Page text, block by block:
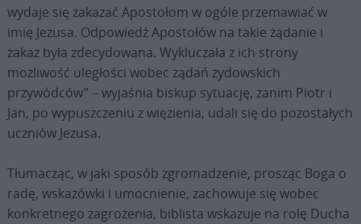
wydaje się zakazać Apostołom w ogóle przemawiać w
imię Jezusa. Odpowiedź Apostołów na takie żądanie i
zakaz była zdecydowana. Wykluczała z ich strony
możliwość uległości wobec żądań żydowskich
przywódców” – wyjaśnia biskup sytuację, zanim Piotr i
Jan, po wypuszczeniu z więzienia, udali się do pozostałych
uczniów Jezusa.
Tłumacząc, w jaki sposób zgromadzenie, prosząc Boga o
radę, wskazówki i umocnienie, zachowuje się wobec
konkretnego zagrożenia, biblista wskazuje na rolę Ducha